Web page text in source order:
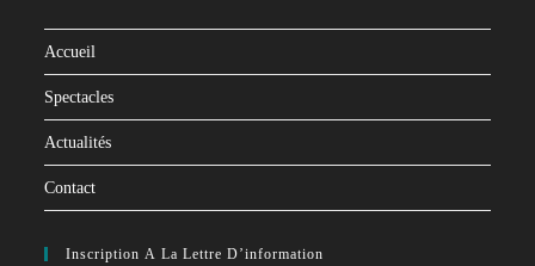
Accueil
Spectacles
Actualités
Contact
Inscription À La Lettre D’information